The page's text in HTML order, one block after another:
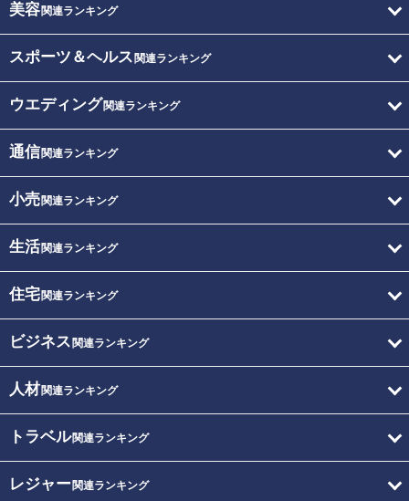
美容関連ランキング
スポーツ＆ヘルス 関連ランキング
ウエディング関連ランキング
通信関連ランキング
小売関連ランキング
生活関連ランキング
住宅関連ランキング
ビジネス 関連ランキング
人材関連ランキング
トラベル関連ランキング
レジャー関連ランキング